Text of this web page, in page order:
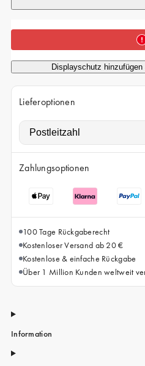
iPhone 13 Pro
Alle Handymodelle
Displayschutz
Lieferoptionen
Zahlungsoptionen
100 Tage Rückgaberecht
Kostenloser Versand ab 20 €
Kostenlose & einfache Rückgabe
Über 1 Million Kunden weltweit
Information